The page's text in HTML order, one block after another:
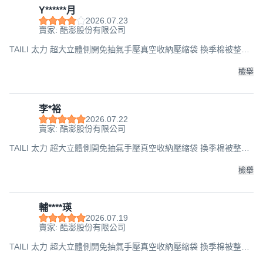
Y******月
2026.07.23
賣家: 酷澎股份有限公司
TAILI 太力 超大立體側開免抽氣手壓真空收納壓縮袋 換季棉被整理
檢舉
李*裕
2026.07.22
賣家: 酷澎股份有限公司
TAILI 太力 超大立體側開免抽氣手壓真空收納壓縮袋 換季棉被整理
檢舉
輔****瑛
2026.07.19
賣家: 酷澎股份有限公司
TAILI 太力 超大立體側開免抽氣手壓真空收納壓縮袋 換季棉被整理